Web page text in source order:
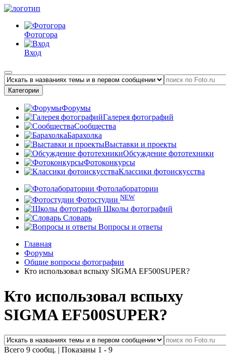
Фотогора
Вход
Категории
Форумы
Галерея фотографий
Сообщества
Барахолка
Выставки и проекты
Обсуждение фототехники
Фотоконкурсы
Классики фотоискусства
Фотолаборатории
Фотостудии NEW
Школы фотографий
Словарь
Вопросы и ответы
Главная
Форумы
Общие вопросы фотографии
Кто использовал вспыху SIGMA EF500SUPER?
Кто использовал вспыху
SIGMA EF500SUPER?
Всего 9 сообщ. | Показаны 1 - 9